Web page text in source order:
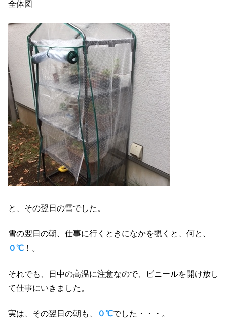
全体図
と、その翌日の雪でした。
雪の翌日の朝、仕事に行くときになかを覗くと、何と、
０℃ ！。
それでも、日中の高温に注意なので、
ビニールを開け放し
て仕事にいきました。
実は、その翌日の朝も、 ０℃でした・・・。